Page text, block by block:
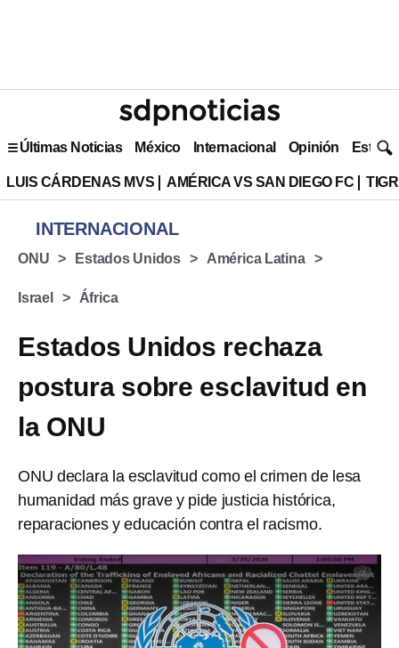
Últimas Noticias México Internacional Opinión Estilo
LUIS CÁRDENAS MVS AMÉRICA VS SAN DIEGO FC
INTERNACIONAL
ONU Estados Unidos América Latina
Israel África
Estados Unidos rechaza
postura sobre esclavitud en
la ONU
ONU declara la esclavitud como el crimen de lesa
humanidad más grave y pide justicia histórica,
reparaciones y educación contra el racismo.